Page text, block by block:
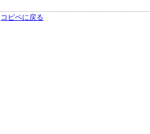
コピペに戻る